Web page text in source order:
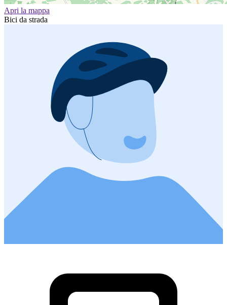
Apri la mappa
Bici da strada